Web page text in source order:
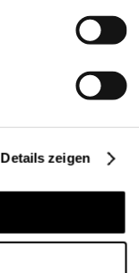
Details zeigen